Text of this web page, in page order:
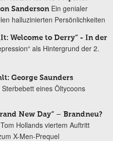
Sanderson Ein genialer
halluzinierten Persönlichkeiten
Welcome to Derry“ - In der
als Hintergrund der 2.
George Saunders
Sterbebett eines Öltycoons
New Day“ – Brandneu?
Hollands viertem Auftritt
X-Men-Prequel